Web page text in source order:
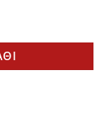
50x50mm GRID